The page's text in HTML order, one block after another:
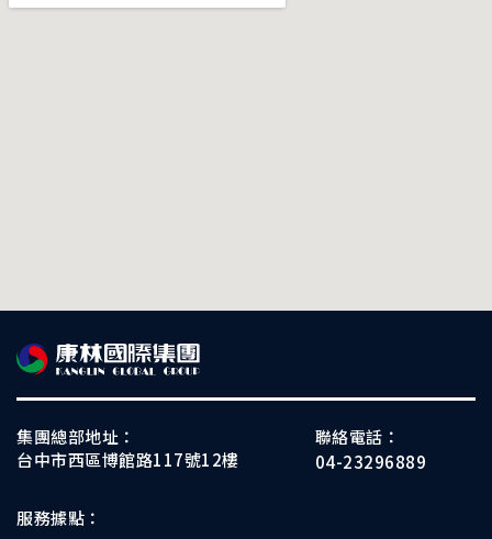
集團總部地址：
台中市西區博館路117號12樓
聯絡電話：
04-23296889
服務據點：